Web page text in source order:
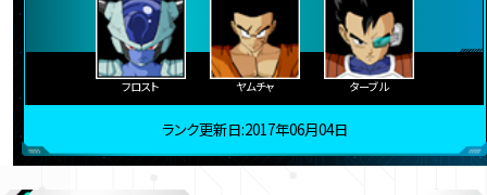
フロスト ヤムチャ ターブル
ランク更新日:2017年06月04日